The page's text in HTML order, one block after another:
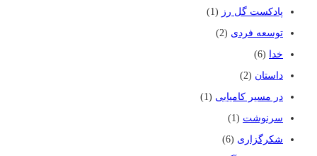
پادکست گل رز (1)
توسعه فردی (2)
خدا
(6)
داستان (2)
در مسیر کامیابی (1)
سرنوشت (1)
شکرگزاری (6)